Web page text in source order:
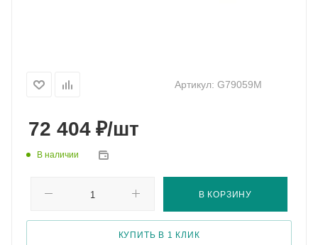
Артикул: G79059M
72 404 ₽/шт
В наличии
В КОРЗИНУ
КУПИТЬ В 1 КЛИК